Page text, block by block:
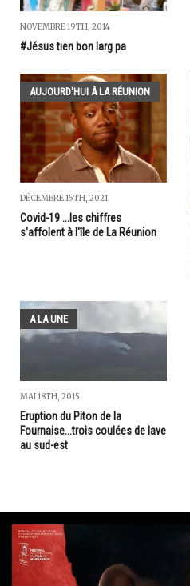
NOVEMBRE 19TH, 2014
#Jésus tien bon larg pa
AUJOURD'HUI À LA RÉUNION
DÉCEMBRE 15TH, 2021
Covid-19 ...les chiffres
s'affolent à l'île de La Réunion
A LA UNE
MAI 18TH, 2015
Eruption du Piton de la
Fournaise...trois coulées de lave
au sud-est